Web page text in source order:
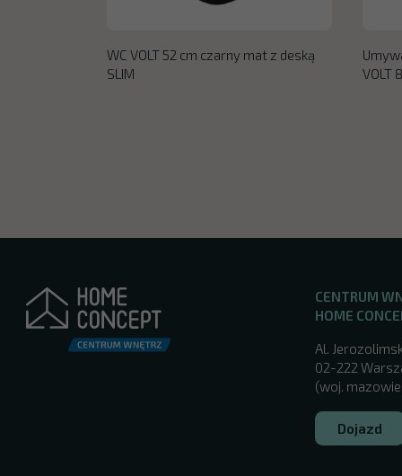
WC VOLT 52 cm czarny mat z deską
SLIM
VOLT
CENTRUM
HOME
Al.
02-222
(woj.
Dojazd